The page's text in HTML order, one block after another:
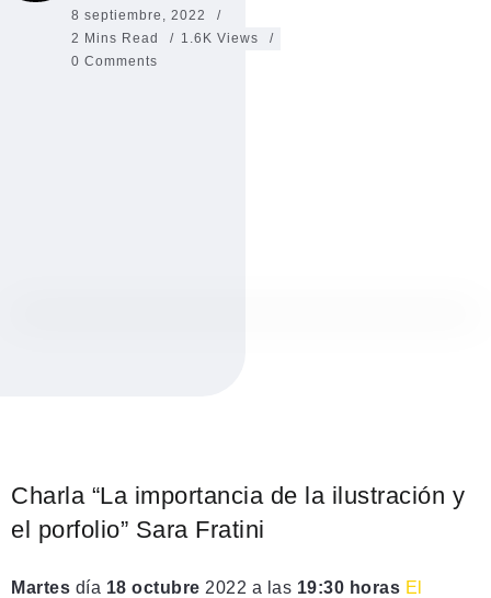
8 septiembre, 2022
2 Mins Read
1.6K Views
0 Comments
Charla “La importancia de la ilustración y
el porfolio” Sara Fratini
Martes día 18 octubre 2022 a las 19:30 horas El